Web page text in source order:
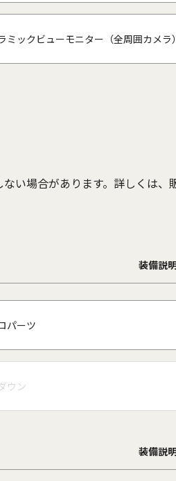
ミックビューモニター（全周囲カメラ）
い場合があります。詳しくは、
装備説
パーツ
ウン
装備説